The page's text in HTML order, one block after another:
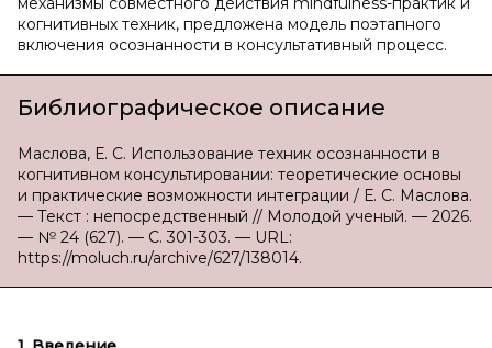
когнитивных техник, предложена модель поэтапного
включения осознанности в консультативный процесс.
Библиографическое описание
Маслова, Е. С. Использование техник осознанности в
когнитивном консультировании: теоретические основы
и практические возможности интеграции / Е. С. Маслова.
— Текст : непосредственный // Молодой ученый. — 2026.
— № 24 (627). — С. 301-303. — URL:
https://moluch.ru/archive/627/138014.